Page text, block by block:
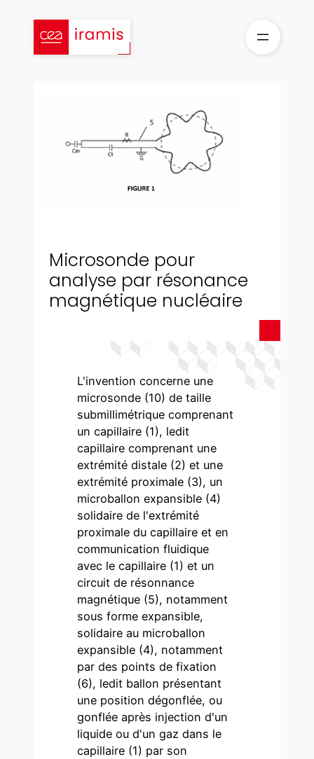
contenu
Microsonde pour
analyse par résonance
magnétique nucléaire
L'invention concerne une
microsonde (10) de taille
submillimétrique comprenant
un capillaire (1), ledit
capillaire comprenant une
extrémité distale (2) et une
extrémité proximale (3), un
microballon expansible (4)
solidaire de l'extrémité
proximale du capillaire et en
communication fluidique
avec le capillaire (1) et un
circuit de résonnance
magnétique (5), notamment
sous forme expansible,
solidaire au microballon
expansible (4), notamment
par des points de fixation
(6), ledit ballon présentant
une position dégonflée, ou
gonflée après injection d'un
liquide ou d'un gaz dans le
capillaire (1) par son